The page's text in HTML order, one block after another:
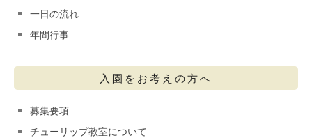
一日の流れ
年間行事
入園をお考えの方へ
募集要項
チューリップ教室について